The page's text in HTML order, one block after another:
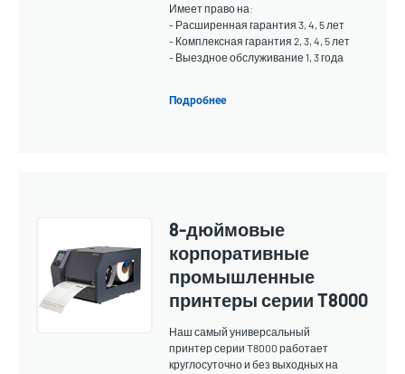
Имеет право на:
- Расширенная гарантия 3, 4, 5 лет
- Комплексная гарантия 2, 3, 4, 5 лет
- Выездное обслуживание 1, 3 года
Подробнее
8-дюймовые
корпоративные
промышленные
принтеры серии T8000
Наш самый универсальный
принтер серии T8000 работает
круглосуточно и без выходных на